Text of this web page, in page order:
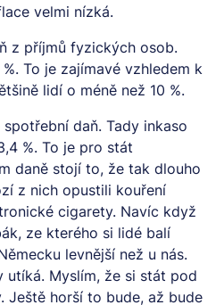
velmi nízká.
z příjmů fyzických osob.
To je zajímavé vzhledem k
lidí o méně než 10 %.
daň. Tady inkaso
%. To je pro stát
daně stojí to, že tak dlouho
z nich opustili kouření
cigarety. Navíc když
ze kterého si lidé balí
levnější než u nás.
utíká. Myslím, že si stát pod
Ještě horší to bude, až bude